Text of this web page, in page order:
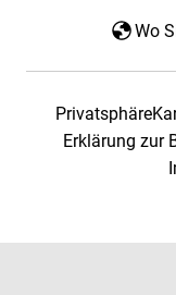
Wo
Privatsphäre
Erklärung zur